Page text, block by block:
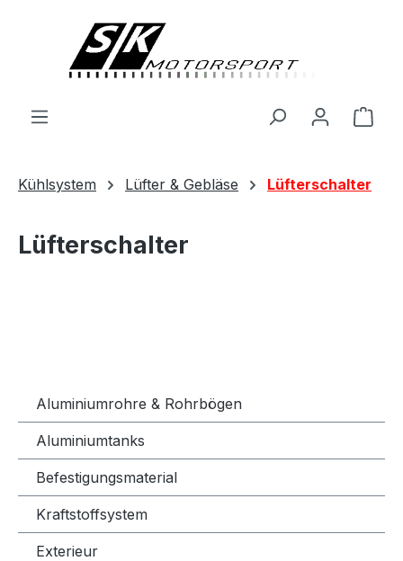
Kühlsystem Lüfter & Gebläse Lüfterschalter
Lüfterschalter
Aluminiumrohre & Rohrbögen
Aluminiumtanks
Befestigungsmaterial
Kraftstoffsystem
Exterieur